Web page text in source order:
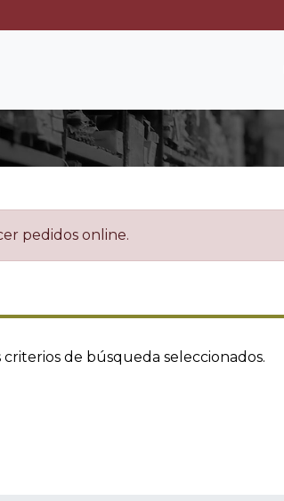
pedidos online.
de búsqueda seleccionados.